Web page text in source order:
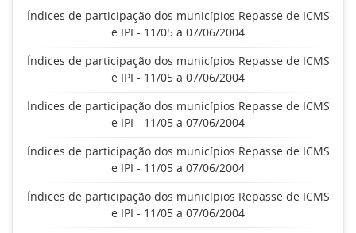
Índices de participação dos municípios Repasse de ICMS
e IPI - 11/05 a 07/06/2004
Índices de participação dos municípios Repasse de ICMS
e IPI - 11/05 a 07/06/2004
Índices de participação dos municípios Repasse de ICMS
e IPI - 11/05 a 07/06/2004
Índices de participação dos municípios Repasse de ICMS
e IPI - 11/05 a 07/06/2004
Índices de participação dos municípios Repasse de ICMS
e IPI - 11/05 a 07/06/2004